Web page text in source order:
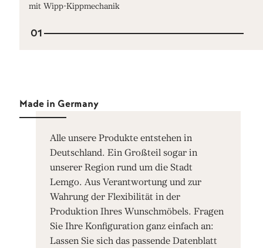
mit Wipp-Kippmechanik
01
Made in Germany
Alle unsere Produkte entstehen in
Deutschland. Ein Großteil sogar in
unserer Region rund um die Stadt
Lemgo. Aus Verantwortung und zur
Wahrung der Flexibilität in der
Produktion Ihres Wunschmöbels. Fragen
Sie Ihre Konfiguration ganz einfach an:
Lassen Sie sich das passende Datenblatt